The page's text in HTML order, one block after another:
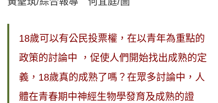
18歲可以有公民投票權，在以青年為重點的
政策的討論中 ，促使人們開始找出成熟的定
義，18歲真的成熟了嗎？在眾多討論中，人
體在青春期中神經生物學發育及成熟的證